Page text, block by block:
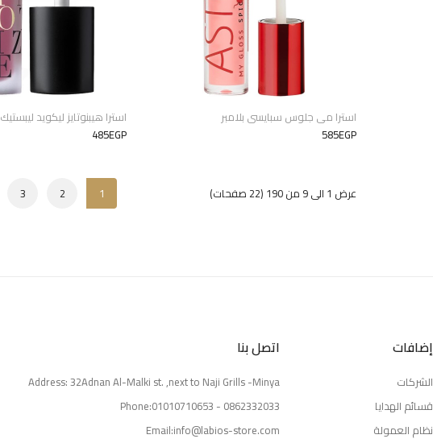
استرا مى جلوس سبايسى بلامبر
585EGP
استرا هيبنوتايز ليكويد ليبستيك 002
485EGP
1
2
3 عرض 1 الى 9 من 190 (22 صفحات)
إضافات
الشركات
قسائم الهدايا
نظام العمولة
اتصل بنا
Address: 32Adnan Al-Malki st. ,next to Naji Grills -Minya
Phone:01010710653 - 0862332033
Email:info@labios-store.com